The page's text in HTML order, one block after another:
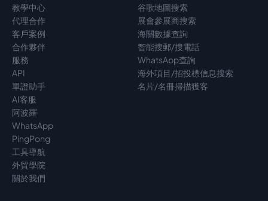
教學中心
代理合作
客戶案例
合作夥伴
服務
API
單證助手
AI客服
阿波羅
WhatsApp
PingPong
工具導航
外貿學院
關於我們
谷歌地圖搜索
展會參展商搜索
海關數據查詢
智能搜郵/搜電話
WhatsApp查詢
海外項目/招投標信息搜索
名片/名冊掃描獲客